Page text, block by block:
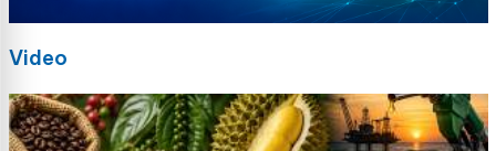
Video